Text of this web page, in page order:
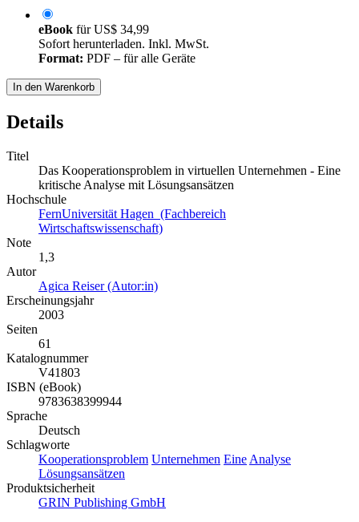
eBook fürUS$ 34,99
Sofort herunterladen. Inkl. MwSt.
Format: PDF – für alle Geräte
In den Warenkorb
Details
Titel
Das Kooperationsproblem in virtuellen Unternehmen - Eine
kritische Analyse mit Lösungsansätzen
Hochschule
FernUniversität Hagen (Fachbereich
Wirtschaftswissenschaft)
Note
1,3
Autor
Agica Reiser (Autor:in)
Erscheinungsjahr
2003
Seiten
61
Katalognummer
V41803
ISBN (eBook)
9783638399944
Sprache
Deutsch
Schlagworte
Kooperationsproblem Unternehmen Eine Analyse
Lösungsansätzen
Produktsicherheit
GRIN Publishing GmbH